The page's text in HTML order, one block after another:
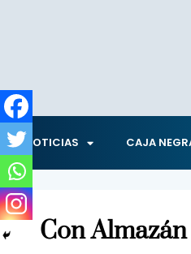
NOTICIAS CAJA
Con